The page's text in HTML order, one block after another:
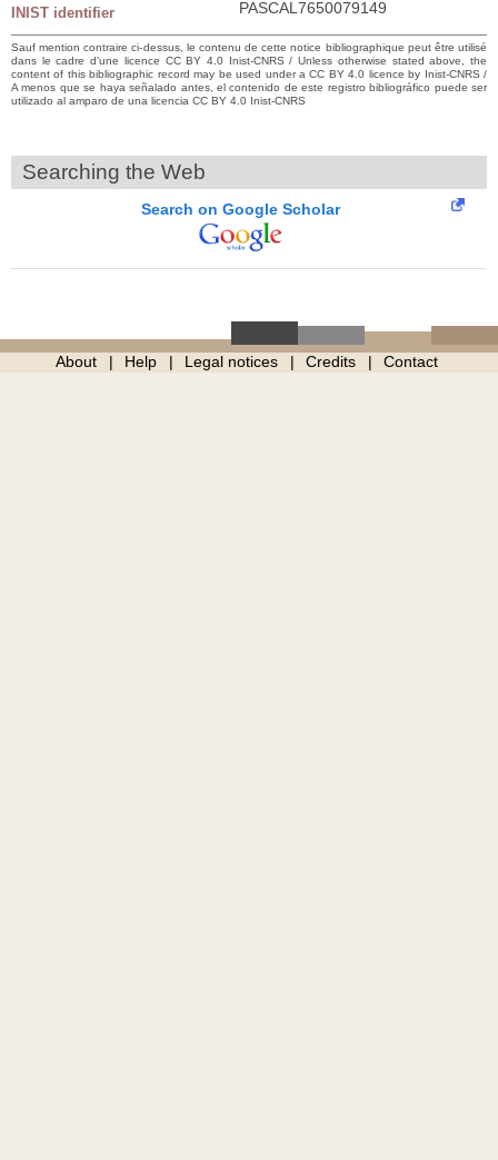
INIST identifier PASCAL7650079149
Sauf mention contraire ci-dessus, le contenu de cette notice bibliographique peut être utilisé
dans le cadre d’une licence CC BY 4.0 Inist-CNRS / Unless otherwise stated above, the
content of this bibliographic record may be used under a CC BY 4.0 licence by Inist-CNRS /
A menos que se haya señalado antes, el contenido de este registro bibliográfico puede ser
utilizado al amparo de una licencia CC BY 4.0 Inist-CNRS
Searching the Web
Search on Google Scholar
About Help Legal notices Credits Contact